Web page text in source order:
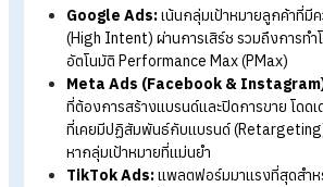
การยิงแอดคืออะไร?
ช่องทางการยิงแอดยอดนิยมในปี 2026
ธุรกิจไหนบ้างที่ควรยิงแอด?
วีธียิงแอดให้คุ้มและได้ผลจริงในปี 2026
สรุป การยิงแอดคืออะไร? วิธียิง Ads ให้ไ
FAQ: คำถามที่พบบ่อยเกี่ยวกับการยิงแอด